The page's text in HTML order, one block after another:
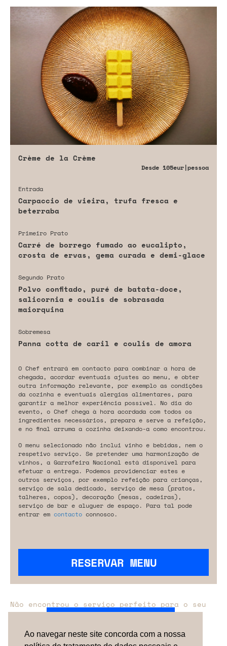
Ao navegar neste site concorda com a nossa
Crème de la Crème
Desde 105eur|pessoa
Entrada
Carpaccio de vieira, trufa fresca e
beterraba
Primeiro Prato
Carré de borrego fumado ao eucalipto,
crosta de ervas, gema curada e demi-glace
Segundo Prato
Polvo confitado, puré de batata-doce,
salicornia e coulis de sobrasada
maiorquina
Sobremesa
Panna cotta de caril e coulis de amora
O Chef entrará em contacto para combinar a hora de
chegada, acordar eventuais ajustes ao menu, e obter
outra informação relevante, por exemplo as condições
da cozinha e eventuais alergias alimentares, para
garantir a melhor experiência possível. No dia do
evento, o Chef chega à hora acordada com todos os
ingredientes necessários, prepara e serve a refeição,
e no final arruma a cozinha deixando-a como encontrou.
O menu selecionado não inclui vinho e bebidas, nem o
respetivo serviço. Se pretender uma harmonização de
vinhos, a Garrafeira Nacional está disponível para
efetuar a entrega. Podemos providenciar estes e
outros serviços, por exemplo refeição para crianças,
serviço de sala dedicado, serviço de mesa (pratos,
talheres, copos), decoração (mesas, cadeiras),
serviço de bar e aluguer de espaço. Para tal pode
entrar em contacto connosco.
RESERVAR MENU
Não encontrou o serviço perfeito para o seu
evento?
Entre em contacto connosco.